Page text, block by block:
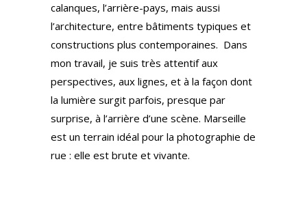
calanques, l’arrière-pays, mais aussi
l’architecture, entre bâtiments typiques et
constructions plus contemporaines. Dans
mon travail, je suis très attentif aux
perspectives, aux lignes, et à la façon dont
la lumière surgit parfois, presque par
surprise, à l’arrière d’une scène. Marseille
est un terrain idéal pour la photographie de
rue : elle est brute et vivante.